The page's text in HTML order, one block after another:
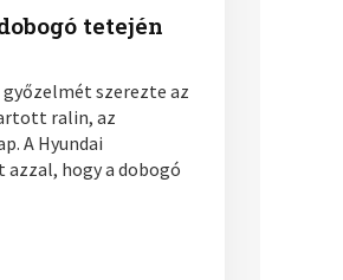
tetején
szerezte az
ralin, az
A Hyundai
hogy a dobogó